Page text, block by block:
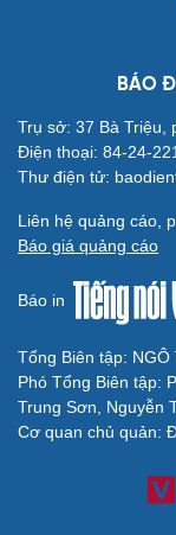
BÁO
Trụ sở: 37 Bà Triệu,
Điện thoại: 84-24-
Thư điện tử:
Liên hệ quảng cáo,
Báo giá quảng cáo
Báo in
Tổng Biên tập: NGÔ
Phó Tổng Biên tập:
Trung Sơn, Nguyễn
Cơ quan chủ quản: